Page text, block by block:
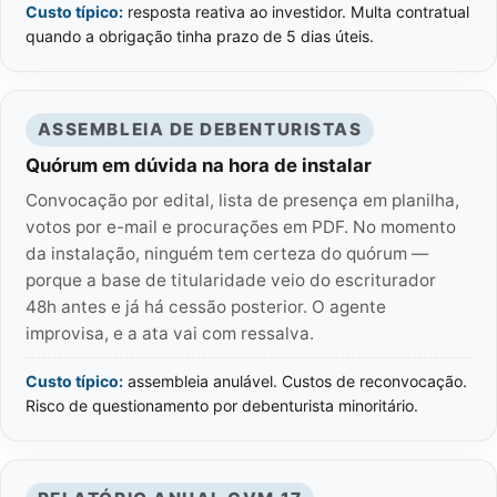
Custo típico: resposta reativa ao investidor. Multa contratual
quando a obrigação tinha prazo de 5 dias úteis.
ASSEMBLEIA DE DEBENTURISTAS
Quórum em dúvida na hora de instalar
Convocação por edital, lista de presença em planilha,
votos por e-mail e procurações em PDF. No momento
da instalação, ninguém tem certeza do quórum —
porque a base de titularidade veio do escriturador
48h antes e já há cessão posterior. O agente
improvisa, e a ata vai com ressalva.
Custo típico: assembleia anulável. Custos de reconvocação.
Risco de questionamento por debenturista minoritário.